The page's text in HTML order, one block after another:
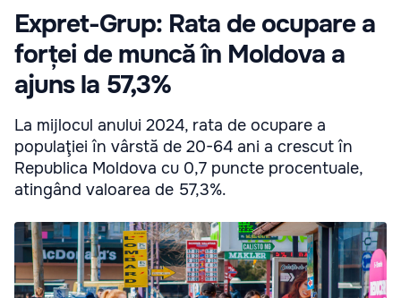
Expret-Grup: Rata de ocupare a
forței de muncă în Moldova a
ajuns la 57,3%
La mijlocul anului 2024, rata de ocupare a
populaţiei în vârstă de 20-64 ani a crescut în
Republica Moldova cu 0,7 puncte procentuale,
atingând valoarea de 57,3%.